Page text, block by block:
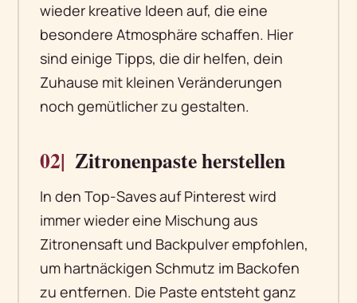
wieder kreative Ideen auf, die eine
besondere Atmosphäre schaffen. Hier
sind einige Tipps, die dir helfen, dein
Zuhause mit kleinen Veränderungen
noch gemütlicher zu gestalten.
02| Zitronenpaste herstellen
In den Top-Saves auf Pinterest wird
immer wieder eine Mischung aus
Zitronensaft und Backpulver empfohlen,
um hartnäckigen Schmutz im Backofen
zu entfernen. Die Paste entsteht ganz